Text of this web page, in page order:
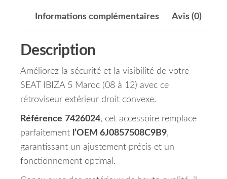
Informations complémentaires Avis (0)
Description
Améliorez la sécurité et la visibilité de votre
SEAT IBIZA 5 Maroc (08 à 12) avec ce
rétroviseur extérieur droit convexe.
Référence 7426024, cet accessoire remplace
parfaitement l’OEM 6J0857508C9B9,
garantissant un ajustement précis et un
fonctionnement optimal.